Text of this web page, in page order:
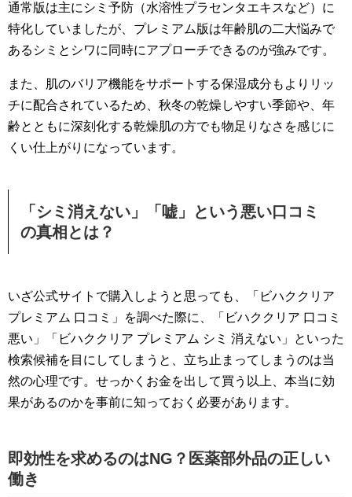
通常版は主にシミ予防（水溶性プラセンタエキスなど）に
特化していましたが、プレミアム版は年齢肌の二大悩みで
あるシミとシワに同時にアプローチできるのが強みです。
また、肌のバリア機能をサポートする保湿成分もよりリッ
チに配合されているため、秋冬の乾燥しやすい季節や、年
齢とともに深刻化する乾燥肌の方でも物足りなさを感じに
くい仕上がりになっています。
「シミ消えない」「嘘」という悪い口コミ
の真相とは？
いざ公式サイトで購入しようと思っても、「ビハククリア
プレミアム 口コミ」を調べた際に、「ビハククリア 口コミ
悪い」「ビハククリア プレミアム シミ 消えない」といった
検索候補を目にしてしまうと、立ち止まってしまうのは当
然の心理です。せっかくお金を出して買う以上、本当に効
果があるのかを事前に知っておく必要があります。
即効性を求めるのはNG？医薬部外品の正しい
働き